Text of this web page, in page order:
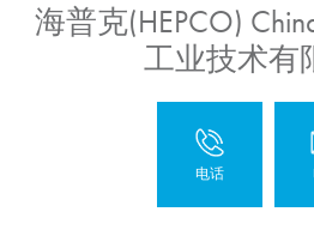
海普克(HEPCO)
工业技术有